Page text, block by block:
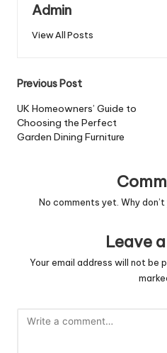
Admin
View All Posts
Post
navigation
Previous Post
UK Homeowners’ Guide to
Choosing the Perfect
Garden Dining Furniture
No comments yet. Why
Leave
Your email address will not be